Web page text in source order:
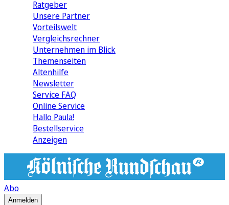
Ratgeber
Unsere Partner
Vorteilswelt
Vergleichsrechner
Unternehmen im Blick
Themenseiten
Altenhilfe
Newsletter
Service FAQ
Online Service
Hallo Paula!
Bestellservice
Anzeigen
Abo
Anmelden